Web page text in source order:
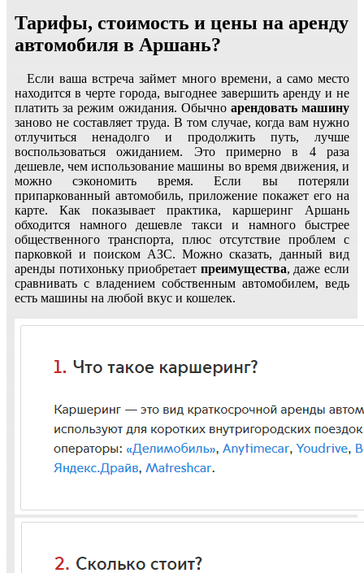
Тарифы, стоимость и цены на аренду
автомобиля в Аршань?
Если ваша встреча займет много времени, а само место
находится в черте города, выгоднее завершить аренду и не
платить за режим ожидания. Обычно арендовать машину
заново не составляет труда. В том случае, когда вам нужно
отлучиться ненадолго и продолжить путь, лучше
воспользоваться ожиданием. Это примерно в 4 раза
дешевле, чем использование машины во время движения, и
можно сэкономить время. Если вы потеряли
припаркованный автомобиль, приложение покажет его на
карте. Как показывает практика, каршеринг Аршань
обходится намного дешевле такси и намного быстрее
общественного транспорта, плюс отсутствие проблем с
парковкой и поиском АЗС. Можно сказать, данный вид
аренды потихоньку приобретает преимущества, даже если
сравнивать с владением собственным автомобилем, ведь
есть машины на любой вкус и кошелек.